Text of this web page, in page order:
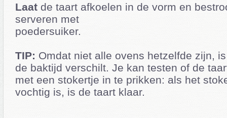
Laat de taart afkoelen in de vorm en
serveren met
poedersuiker.
TIP: Omdat niet alle ovens hetzelfde zijn,
de baktijd verschilt. Je kan testen of de
met een stokertje in te prikken: als het
vochtig is, is de taart klaar.